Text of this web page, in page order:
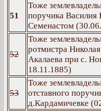
51
Тоже
поручика Василия
Семенастом
52
Тоже
ротмистра
Акалаева при с.
18.11.1885)
53
Тоже
отставного
д.Кардамичевке